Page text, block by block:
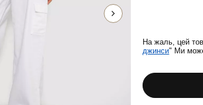
На жаль, цей
джинси" Ми